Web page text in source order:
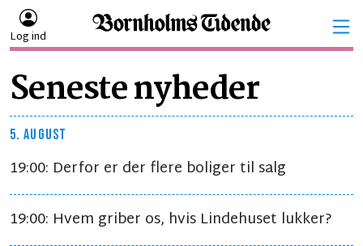
Log ind
Seneste nyheder
5. AUGUST
19:00: Derfor er der flere boliger til salg
19:00: Hvem griber os, hvis Lindehuset lukker?